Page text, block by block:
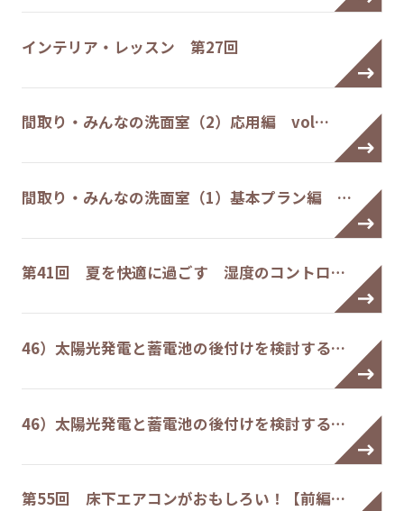
インテリア・レッスン 第27回
間取り・みんなの洗面室（2）応用編 vol…
間取り・みんなの洗面室（1）基本プラン編 …
第41回 夏を快適に過ごす 湿度のコントロ…
46）太陽光発電と蓄電池の後付けを検討する…
46）太陽光発電と蓄電池の後付けを検討する…
第55回 床下エアコンがおもしろい！【前編…